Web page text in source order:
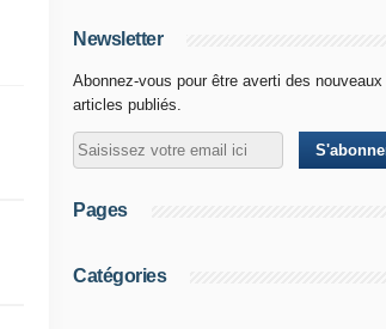
Newsletter
Abonnez-vous pour être averti des nouveaux
articles publiés.
Pages
Catégories